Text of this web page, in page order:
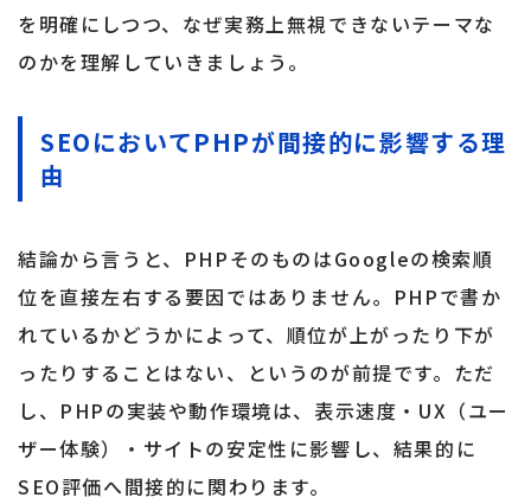
を明確にしつつ、なぜ実務上無視できないテーマな
のかを理解していきましょう。
SEOにおいてPHPが間接的に影響する理
由
結論から言うと、PHPそのものはGoogleの検索順
位を直接左右する要因ではありません。PHPで書か
れているかどうかによって、順位が上がったり下が
ったりすることはない、というのが前提です。ただ
し、PHPの実装や動作環境は、表示速度・UX（ユー
ザー体験）・サイトの安定性に影響し、結果的に
SEO評価へ間接的に関わります。